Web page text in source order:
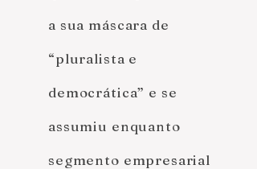
a sua máscara de
“pluralista e
democrática” e se
assumiu enquanto
segmento empresarial